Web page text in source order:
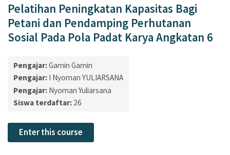
Pelatihan Peningkatan Kapasitas Bagi
Petani dan Pendamping Perhutanan
Sosial Pada Pola Padat Karya Angkatan 6
Pengajar:Gamin Gamin
Pengajar: I Nyoman YULIARSANA
Pengajar: Nyoman Yuliarsana
Siswa terdaftar: 26
Enter this course